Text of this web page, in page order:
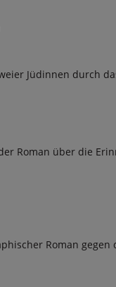
Jüdinnen durch
Roman über die
Roman gegen